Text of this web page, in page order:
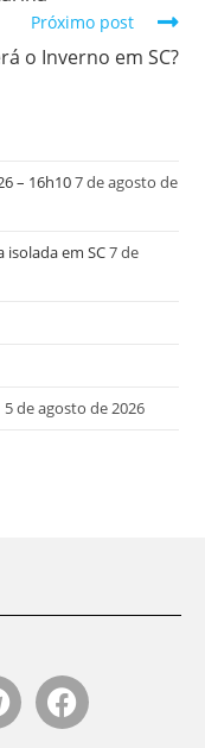
Próximo post
o Inverno em SC?
– 16h107 de agosto de
em SC7 de
5 de agosto de 2026